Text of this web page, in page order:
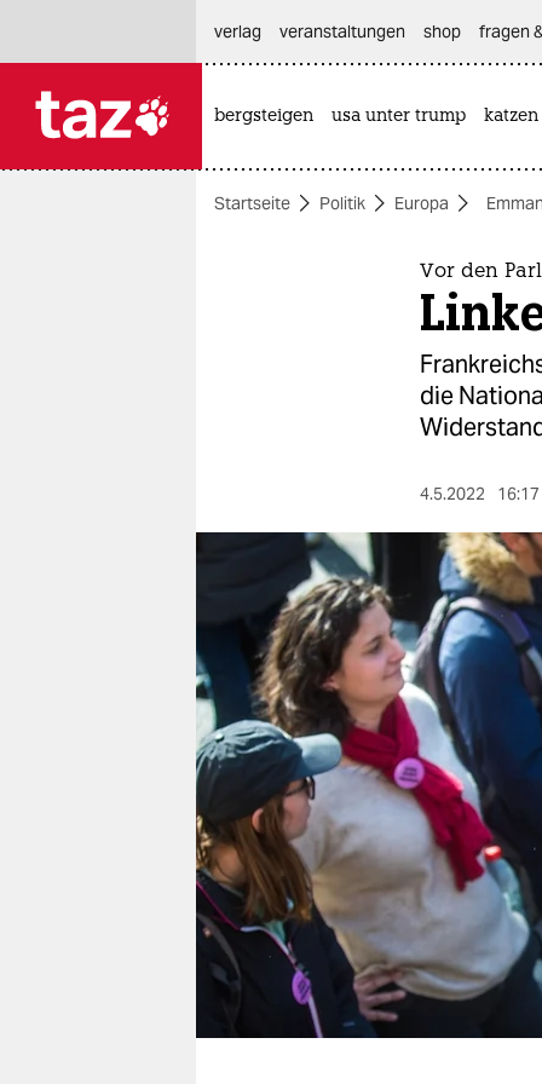
themen
wahrheit
verlag
verlag
veranstaltungen
shop
fragen & hilfe
unterstützen
abo
genossenschaft
verlag
veranstaltungen shop fragen
bergsteigen usa unter trump katzen
Startseite Politik Europa
Vor den
die
4.5.2022